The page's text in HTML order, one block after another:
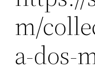
m/
a-dos-